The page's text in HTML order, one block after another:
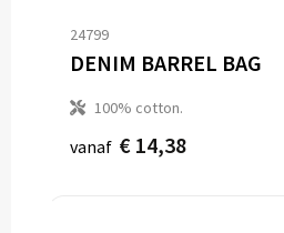
24799
DENIM BARREL BAG
100% cotton.
vanaf € 14,38